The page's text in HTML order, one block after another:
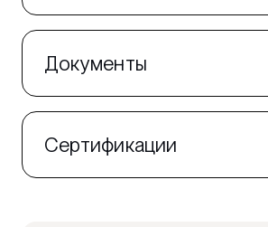
Документы
Сертификации